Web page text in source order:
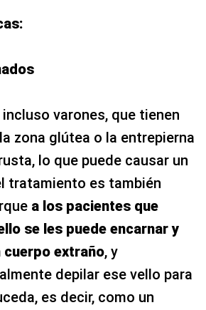
incluso varones, que tienen
zona glútea o la entrepierna
lo que puede causar un
tratamiento es también
a los pacientes que
se les puede encarnar y
cuerpo extraño, y
depilar ese vello para
es decir, como un